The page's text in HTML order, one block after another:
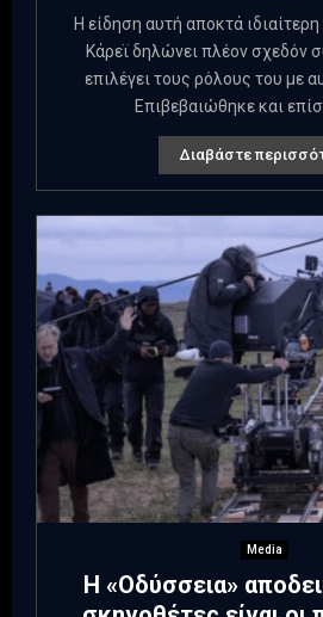
Η είδηση αυτή αποκτά
Κάρεϊ δηλώνει πλέον σχεδόν
επιλέγει τους ρόλους του με
Επιβεβαιώθηκε και
Διαβάστε
Media
Η «Οδύσσεια»